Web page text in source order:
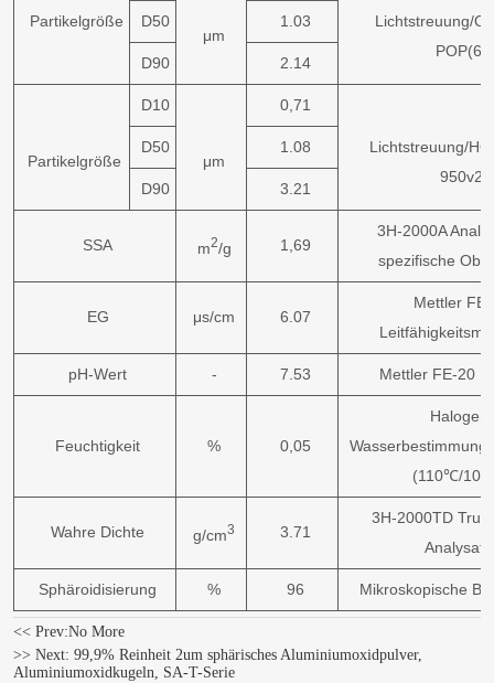
Partikelgröße
μm
Lichtstreuung/
POP(6)
D50 1.03
D90 2.14
Partikelgröße
D10
μm
0,71
Lichtstreuung/
950v2
D50 1.08
D90 3.21
SSA m2/g 1,69
3H-2000A
spezifische
EG μs/cm 6.07
Mettler
pH-Wert - 7.53 Mettler FE-20
Feuchtigkeit % 0,05
Halogen-
(110℃/
Wahre Dichte g/cm3 3.71
3H-2000TD
Sphäroidisierung % 96 Mikroskopische
<< Prev:No More
>> Next:99,9% Reinheit 2um sphärisches Aluminiumoxidpulver,
Aluminiumoxidkugeln, SA-T-Serie